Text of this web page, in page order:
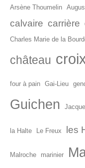
Arsène Thoumelin
calvaire carrière
Charles Marie de la
château
four à pain Gai-Lieu
Guichen
la Halte Le Freux les
Malroche marinier